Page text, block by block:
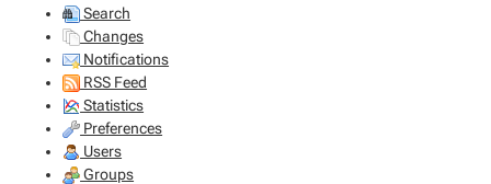
Search
Changes
Notifications
RSS Feed
Statistics
Preferences
Users
Groups